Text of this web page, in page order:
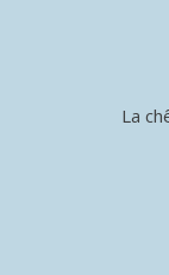
La